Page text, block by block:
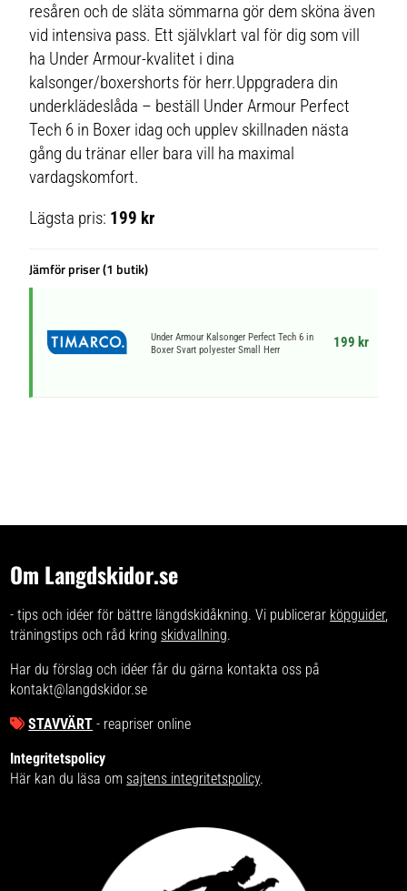
resåren och de släta sömmarna gör dem sköna även
vid intensiva pass. Ett självklart val för dig som vill
ha Under Armour-kvalitet i dina
kalsonger/boxershorts för herr.Uppgradera din
underklädeslåda – beställ Under Armour Perfect
Tech 6 in Boxer idag och upplev skillnaden nästa
gång du tränar eller bara vill ha maximal
vardagskomfort.
Lägsta pris: 199 kr
Jämför priser (1 butik)
Under Armour Kalsonger Perfect Tech 6 in
Boxer Svart polyester Small Herr
199 kr
Om Langdskidor.se
- tips och idéer för bättre längdskidåkning. Vi publicerar köpguider,
träningstips och råd kring skidvallning.
Har du förslag och idéer får du gärna kontakta oss på
kontakt@langdskidor.se
STAVVÄRT - reapriser online
Integritetspolicy
Här kan du läsa om sajtens integritetspolicy.